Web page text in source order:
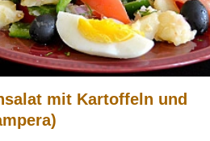
mit Kartoffeln und